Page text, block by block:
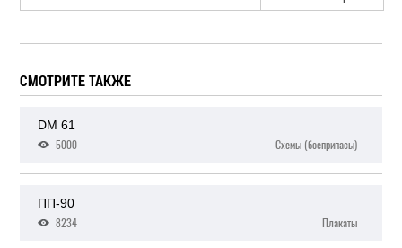
СМОТРИТЕ ТАКЖЕ
DM 61
5000
Схемы (боеприпасы)
ПП-90
8234
Плакаты